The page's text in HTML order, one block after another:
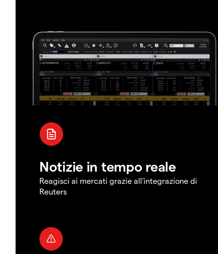
Notizie in tempo reale
Reagisci ai mercati grazie all'integrazione di
Reuters